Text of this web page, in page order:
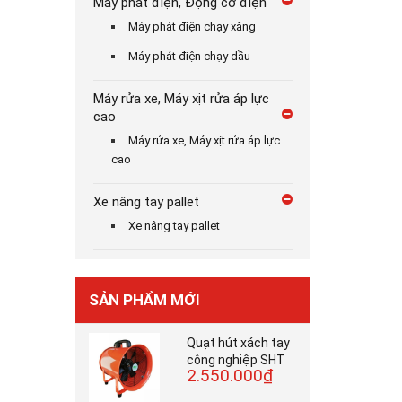
Máy phát điện chạy xăng
Máy phát điện chạy dầu
Máy rửa xe, Máy xịt rửa áp lực
cao
Máy rửa xe, Máy xịt rửa áp lực
cao
Xe nâng tay pallet
Xe nâng tay pallet
SẢN PHẨM MỚI
Quạt hút xách tay
công nghiệp SHT
2.550.000₫